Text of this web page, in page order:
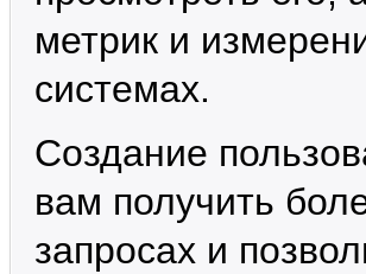
метрик и
системах.
Создание
вам получить
запросах и